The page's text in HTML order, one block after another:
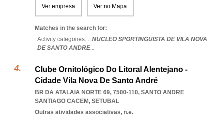
Ver empresa Ver no Mapa
Matches in the search for:
Activity categories: ...NUCLEO SPORTINGUISTA DE VILA NOVA
DE SANTO ANDRE...
Clube Ornitológico Do Litoral Alentejano -
Cidade Vila Nova De Santo André
BR DA ATALAIA NORTE 69, 7500-110, SANTO ANDRE
SANTIAGO CACEM, SETUBAL
Outras atividades associativas, n.e.